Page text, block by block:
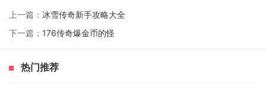
上一篇： 冰雪传奇新手攻略大全
下一篇： 176传奇爆金币的怪
热门推荐